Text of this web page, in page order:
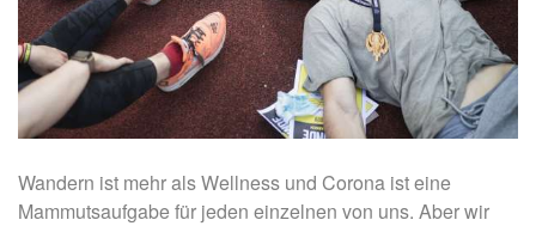
Wandern ist mehr als Wellness und Corona ist eine
Mammutsaufgabe für jeden einzelnen von uns. Aber wir